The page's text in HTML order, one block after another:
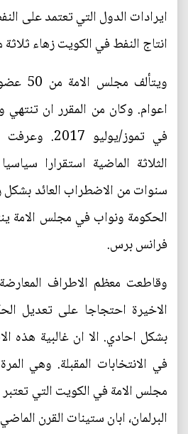
ايرادات الدول التي تعتمد على
انتاج النفط في الكويت زهاء ثلاثة
اعوام. وكان من المقرر ان
في تموز/يوليو
الثلاثة الماضية استقرارا
سنوات من الاضطراب العائد
الحكومة ونواب في مجلس الامة
فرانس برس.
وقاطعت معظم الاطراف المعارضة
الاخيرة احتجاجا على تعديل
بشكل احادي. الا ان غالبية هذه
في الانتخابات المقبلة. وهي
مجلس الامة في الكويت التي
البرلمان، ابان ستينات القرن